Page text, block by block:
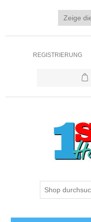
REGISTRIERUNG